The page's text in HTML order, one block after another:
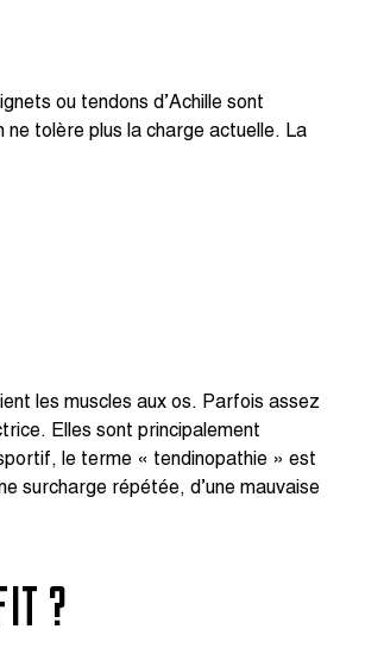
ou tendons d’Achille sont
ne tolère plus la charge actuelle. La
les muscles aux os. Parfois assez
Elles sont principalement
le terme « tendinopathie » est
surcharge répétée, d’une mauvaise
?